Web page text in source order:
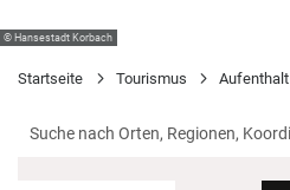
© Hansestadt Korbach
Startseite Tourismus Aufenthalt